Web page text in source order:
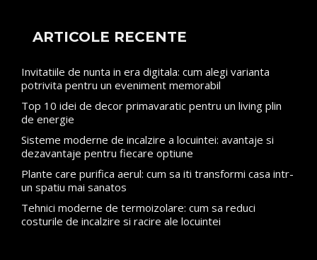
ARTICOLE RECENTE
Invitatiile de nunta in era digitala: cum alegi varianta
potrivita pentru un eveniment memorabil
Top 10 idei de decor primavaratic pentru un living plin
de energie
Sisteme moderne de incalzire a locuintei: avantaje si
dezavantaje pentru fiecare optiune
Plante care purifica aerul: cum sa iti transformi casa intr-
un spatiu mai sanatos
Tehnici moderne de termoizolare: cum sa reduci
costurile de incalzire si racire ale locuintei